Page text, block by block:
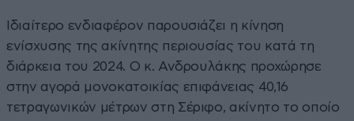
Ιδιαίτερο ενδιαφέρον παρουσιάζει η κίνηση
ενίσχυσης της ακίνητης περιουσίας του κατά τη
διάρκεια του 2024. Ο κ. Ανδρουλάκης προχώρησε
στην αγορά μονοκατοικίας επιφάνειας 40,16
τετραγωνικών μέτρων στη Σέριφο, ακίνητο το οποίο